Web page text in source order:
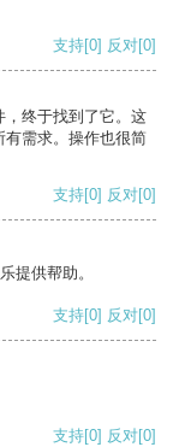
支持[0] 反对[0]
，终于找到了它。这
有需求。操作也很简
支持[0] 反对[0]
提供帮助。
支持[0] 反对[0]
支持[0] 反对[0]